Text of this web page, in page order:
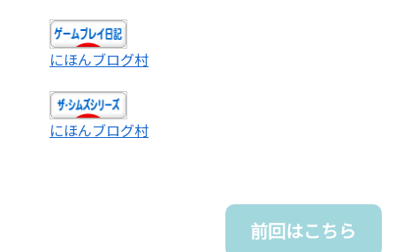
にほんブログ村
にほんブログ村
前回はこちら